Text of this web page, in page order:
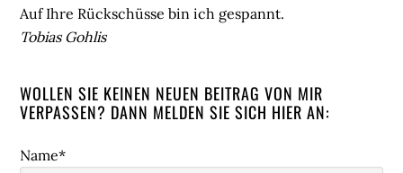
Auf Ihre Rückschüsse bin ich gespannt.
Tobias Gohlis
WOLLEN SIE KEINEN NEUEN BEITRAG VON MIR
VERPASSEN? DANN MELDEN SIE SICH HIER AN:
Name*